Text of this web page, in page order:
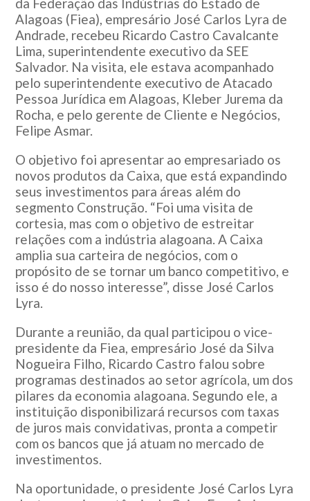
da Federação das Indústrias do Estado de
Alagoas (Fiea), empresário José Carlos Lyra de
Andrade, recebeu Ricardo Castro Cavalcante
Lima, superintendente executivo da SEE
Salvador. Na visita, ele estava acompanhado
pelo superintendente executivo de Atacado
Pessoa Jurídica em Alagoas, Kleber Jurema da
Rocha, e pelo gerente de Cliente e Negócios,
Felipe Asmar.
O objetivo foi apresentar ao empresariado os
novos produtos da Caixa, que está expandindo
seus investimentos para áreas além do
segmento Construção. “Foi uma visita de
cortesia, mas com o objetivo de estreitar
relações com a indústria alagoana. A Caixa
amplia sua carteira de negócios, com o
propósito de se tornar um banco competitivo, e
isso é do nosso interesse”, disse José Carlos
Lyra.
Durante a reunião, da qual participou o vice-
presidente da Fiea, empresário José da Silva
Nogueira Filho, Ricardo Castro falou sobre
programas destinados ao setor agrícola, um dos
pilares da economia alagoana. Segundo ele, a
instituição disponibilizará recursos com taxas
de juros mais convidativas, pronta a competir
com os bancos que já atuam no mercado de
investimentos.
Na oportunidade, o presidente José Carlos Lyra